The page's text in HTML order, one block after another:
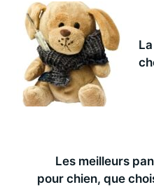
Les meilleurs
pour chien, que